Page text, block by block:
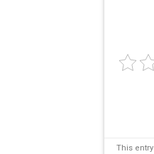
This